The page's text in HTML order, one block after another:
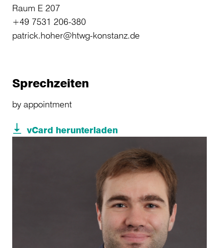
Raum E 207
+49 7531 206-380
patrick.hoher@htwg-konstanz.de
Sprechzeiten
by appointment
vCard herunterladen